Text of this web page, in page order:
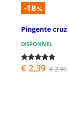
-18%
Pingente
DISPONÍVEL
€ 2,39 € 2,90